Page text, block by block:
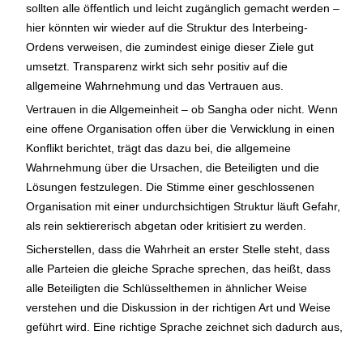
sollten alle öffentlich und leicht zugänglich gemacht werden –
hier könnten wir wieder auf die Struktur des Interbeing-
Ordens verweisen, die zumindest einige dieser Ziele gut
umsetzt. Transparenz wirkt sich sehr positiv auf die
allgemeine Wahrnehmung und das Vertrauen aus.
Vertrauen in die Allgemeinheit – ob Sangha oder nicht. Wenn
eine offene Organisation offen über die Verwicklung in einen
Konflikt berichtet, trägt das dazu bei, die allgemeine
Wahrnehmung über die Ursachen, die Beteiligten und die
Lösungen festzulegen. Die Stimme einer geschlossenen
Organisation mit einer undurchsichtigen Struktur läuft Gefahr,
als rein sektiererisch abgetan oder kritisiert zu werden.
Sicherstellen, dass die Wahrheit an erster Stelle steht, dass
alle Parteien die gleiche Sprache sprechen, das heißt, dass
alle Beteiligten die Schlüsselthemen in ähnlicher Weise
verstehen und die Diskussion in der richtigen Art und Weise
geführt wird. Eine richtige Sprache zeichnet sich dadurch aus,